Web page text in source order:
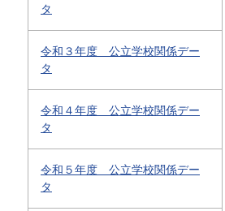
タ
令和３年度 公立学校関係デー
タ
令和４年度 公立学校関係デー
タ
令和５年度 公立学校関係デー
タ